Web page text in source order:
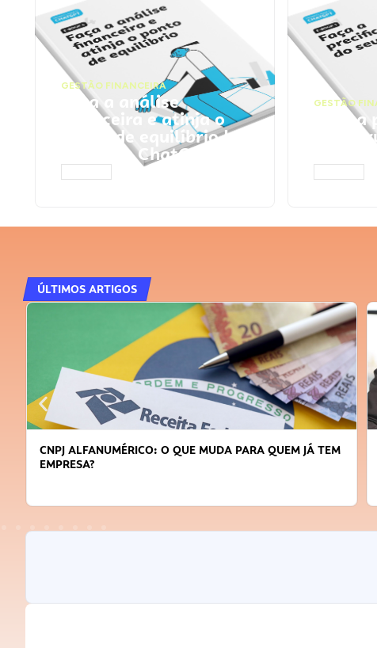
GESTÃO FINANCEIRA
Faça a análise
financeira e atinja o
ponto de equilíbrio |
Prompts ChatGPT
GESTÃO
Faça
seu
ÚLTIMOS ARTIGOS
DICAS PARA OBTER CRÉDITO